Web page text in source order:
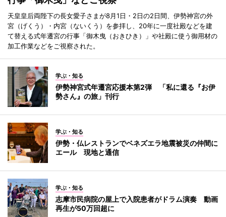
天皇皇后両陛下の長女愛子さまが8月1日・2日の2日間、伊勢神宮の外
宮（げくう）・内宮（ないくう）を参拝し、20年に一度社殿などを建
て替える式年遷宮の行事「御木曳（おきひき）」や社殿に使う御用材の
加工作業などをご視察された。
学ぶ・知る
伊勢神宮式年遷宮応援本第2弾 「私に還る『お伊
勢さん』の旅」刊行
学ぶ・知る
伊勢・仏レストランでベネズエラ地震被災の仲間に
エール 現地と通信
学ぶ・知る
志摩市民病院の屋上で入院患者がドラム演奏 動画
再生が50万回超に